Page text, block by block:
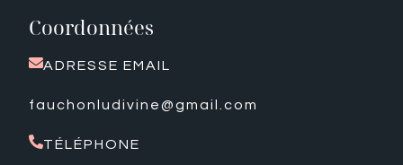
Coordonnées
ADRESSE EMAIL
fauchonludivine@gmail.com
TÉLÉPHONE